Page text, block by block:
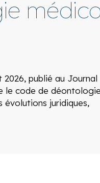
2026, publié au Journal
le code de
juridiques,